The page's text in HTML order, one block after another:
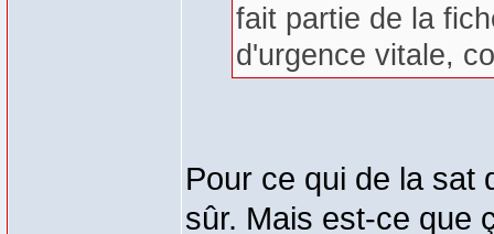
fait partie de la
d'urgence vitale,
Pour ce qui de la sat
sûr. Mais est-ce que